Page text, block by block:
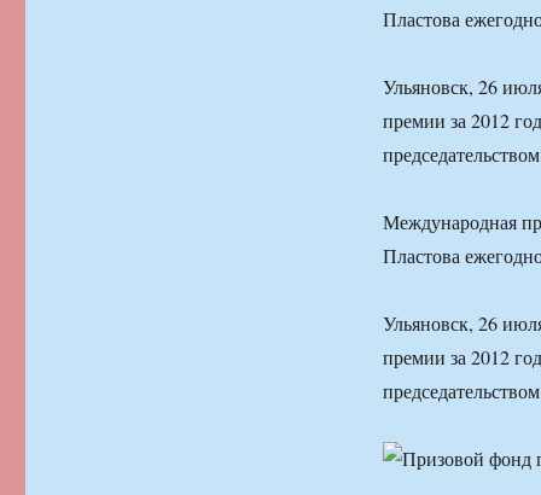
Пластова
Ульяновск, 26
премии за 2012
Международная
Пластова
Ульяновск, 26
премии за 2012